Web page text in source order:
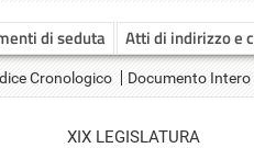
di seduta Atti di indirizzo e
Cronologico Documento Intero
XIX LEGISLATURA